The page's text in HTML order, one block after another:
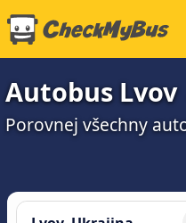
Autobus Lvov
Porovnej všechny